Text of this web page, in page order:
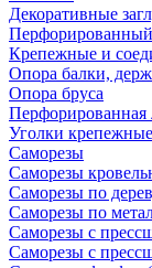
Декоративные
Крепежные и
Опора балки,
Опора бруса
Перфорированная
Уголки
Саморезы
Саморезы
Саморезы по
Саморезы по
Саморезы с
Саморезы с